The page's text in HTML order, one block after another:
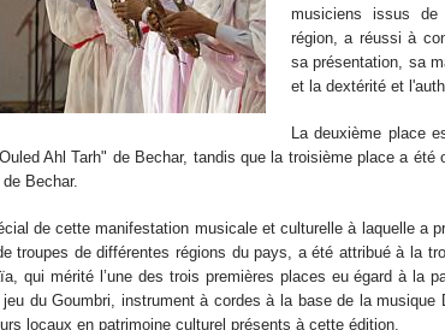
musiciens issus
région, a réussi à
sa présentation, sa
et la dextérité et
La deuxième place
Ahl Tarh" de Bechar, tandis que la troisième place a
Bechar.
de cette manifestation musicale et culturelle à laquelle a
troupes de différentes régions du pays, a été attribué à la
qui mérité l’une des trois premières places eu égard à la
jeu du Goumbri, instrument à cordes à la base de la musique
locaux en patrimoine culturel présents à cette édition.